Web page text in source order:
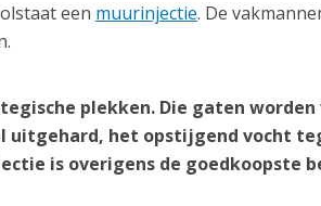
een muurinjectie. De
plekken. Die gaten
het opstijgend vocht
is overigens de goedkoopste